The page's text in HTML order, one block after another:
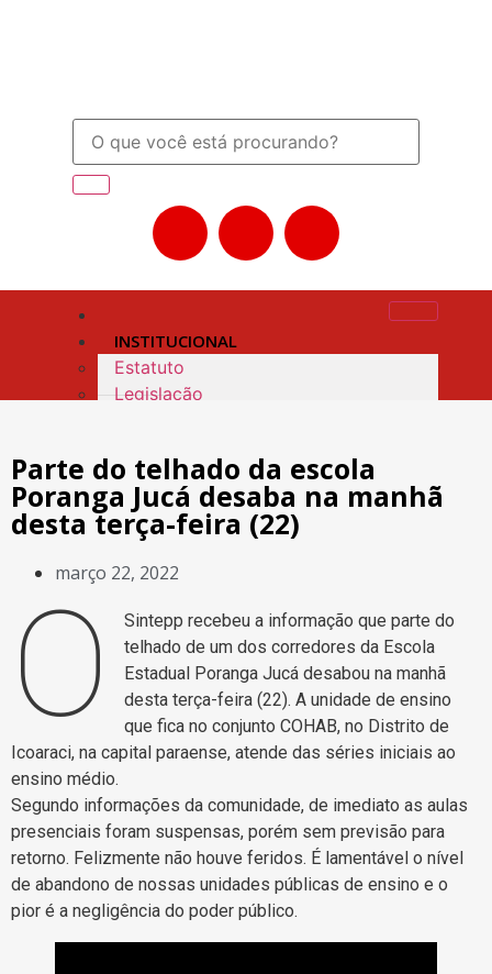
INSTITUCIONAL
Estatuto
Legislação
anos
Localização
Sindicaliza-se
NOTÍCIAS
Regionais
Campanha Salarial
Some
SinteppInforma
Lives
CASA DO EDUCADOR
JURIDICO
PRESTAÇÃO DE CONTAS
CADASTRO REUNIÕES VIRTUAIS
X
Parte do telhado da escola
Poranga Jucá desaba na manhã
desta terça-feira (22)
março 22, 2022
O
Sintepp recebeu a informação que parte do
telhado de um dos corredores da Escola
Estadual Poranga Jucá desabou na manhã
desta terça-feira (22). A unidade de ensino
que fica no conjunto COHAB, no Distrito de
Icoaraci, na capital paraense, atende das séries iniciais ao
ensino médio.
Segundo informações da comunidade, de imediato as aulas
presenciais foram suspensas, porém sem previsão para
retorno. Felizmente não houve feridos. É lamentável o nível
de abandono de nossas unidades públicas de ensino e o
pior é a negligência do poder público.